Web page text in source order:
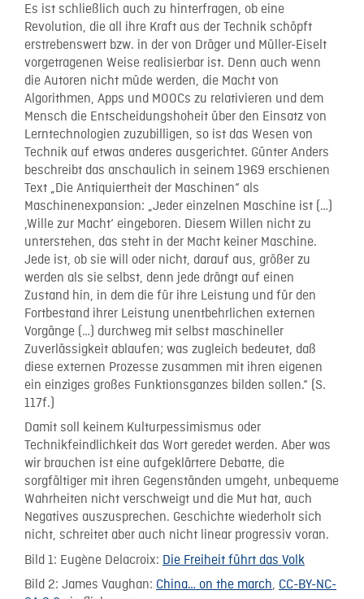
Es ist schließlich auch zu hinterfragen, ob eine
Revolution, die all ihre Kraft aus der Technik schöpft
erstrebenswert bzw. in der von Dräger und Müller-Eiselt
vorgetragenen Weise realisierbar ist. Denn auch wenn
die Autoren nicht müde werden, die Macht von
Algorithmen, Apps und MOOCs zu relativieren und dem
Mensch die Entscheidungshoheit über den Einsatz von
Lerntechnologien zuzubilligen, so ist das Wesen von
Technik auf etwas anderes ausgerichtet. Günter Anders
beschreibt das anschaulich in seinem 1969 erschienen
Text „Die Antiquiertheit der Maschinen“ als
Maschinenexpansion: „Jeder einzelnen Maschine ist (…)
‚Wille zur Macht‘ eingeboren. Diesem Willen nicht zu
unterstehen, das steht in der Macht keiner Maschine.
Jede ist, ob sie will oder nicht, darauf aus, größer zu
werden als sie selbst, denn jede drängt auf einen
Zustand hin, in dem die für ihre Leistung und für den
Fortbestand ihrer Leistung unentbehrlichen externen
Vorgänge (…) durchweg mit selbst maschineller
Zuverlässigkeit ablaufen; was zugleich bedeutet, daß
diese externen Prozesse zusammen mit ihren eigenen
ein einziges großes Funktionsganzes bilden sollen.“ (S.
117f.)
Damit soll keinem Kulturpessimismus oder
Technikfeindlichkeit das Wort geredet werden. Aber was
wir brauchen ist eine aufgeklärtere Debatte, die
sorgfältiger mit ihren Gegenständen umgeht, unbequeme
Wahrheiten nicht verschweigt und die Mut hat, auch
Negatives auszusprechen. Geschichte wiederholt sich
nicht, schreitet aber auch nicht linear progressiv voran.
Bild 1: Eugène Delacroix: Die Freiheit führt das Volk
Bild 2: James Vaughan: China… on the march, CC-BY-NC-